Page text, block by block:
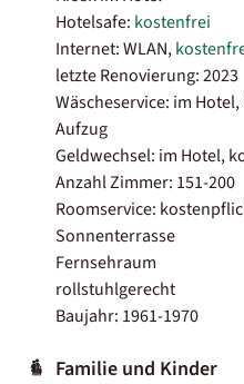
Hotelsafe: kostenfrei
Internet: WLAN,
letzte Renovierung: 2023
Wäscheservice: im
Aufzug
Geldwechsel: im Hotel,
Anzahl Zimmer: 151-200
Roomservice:
Sonnenterrasse
Fernsehraum
rollstuhlgerecht
Baujahr: 1961-1970
Familie und Kinder